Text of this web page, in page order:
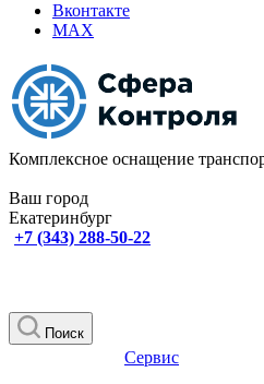
Вконтакте
MAX
Комплексное оснащение
Ваш город
Екатеринбург
+7 (343) 288-50-22
Поиск
Сервис